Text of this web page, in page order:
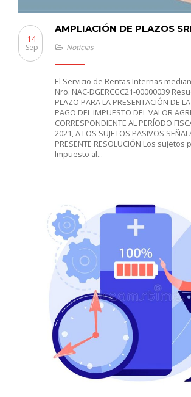
AMPLIACIÓN DE PLAZOS
14
Sep
Noticias
El Servicio de Rentas Internas
Nro. NAC-DGERCGC21-00000039
PLAZO PARA LA PRESENTACIÓN DE
PAGO DEL IMPUESTO DEL VALOR
CORRESPONDIENTE AL PERÍODO
2021, A LOS SUJETOS PASIVOS
PRESENTE RESOLUCIÓN Los sujetos
Impuesto al…